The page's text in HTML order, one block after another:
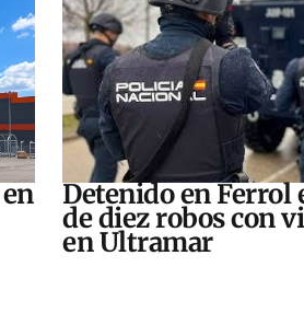
Detenido en Ferrol
de diez robos con
en Ultramar